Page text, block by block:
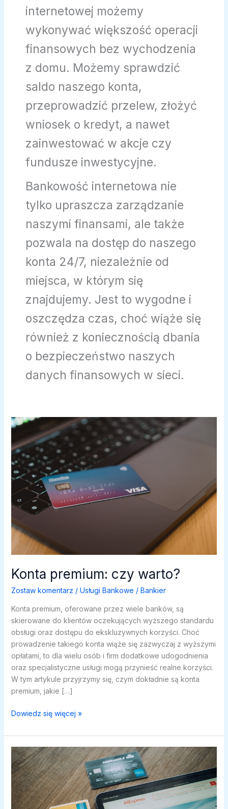
internetowej możemy
wykonywać większość operacji
finansowych bez wychodzenia
z domu. Możemy sprawdzić
saldo naszego konta,
przeprowadzić przelew, złożyć
wniosek o kredyt, a nawet
zainwestować w akcje czy
fundusze inwestycyjne.
Bankowość internetowa nie
tylko upraszcza zarządzanie
naszymi finansami, ale także
pozwala na dostęp do naszego
konta 24/7, niezależnie od
miejsca, w którym się
znajdujemy. Jest to wygodne i
oszczędza czas, choć wiąże się
również z koniecznością dbania
o bezpieczeństwo naszych
danych finansowych w sieci.
Konta premium: czy warto?
Zostaw komentarz / Usługi Bankowe / Bankier
Konta premium, oferowane przez wiele banków, są
skierowane do klientów oczekujących wyższego standardu
obsługi oraz dostępu do ekskluzywnych korzyści. Choć
prowadzenie takiego konta wiąże się zazwyczaj z wyższymi
opłatami, to dla wielu osób i firm dodatkowe udogodnienia
oraz specjalistyczne usługi mogą przynieść realne korzyści.
W tym artykule przyjrzymy się, czym dokładnie są konta
premium, jakie […]
Konta
czy
warto?
Dowiedz się więcej »